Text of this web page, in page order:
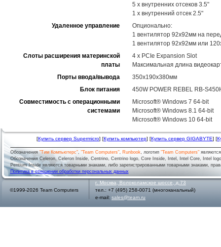
5 x внутренних отсеков 3.5"
1 x внутренний отсек 2.5"
Удаленное управление
Опционально:
1 вентилятор 92x92мм на
1 вентилятор 92x92мм или
Слоты расширения материнской
платы
4 x PCIe Expansion Slot
Максимальная длина
Порты ввода/вывода
350x190x380мм
Блок питания
450W POWER REBEL RB-
Совместимость с операционными
системами
Microsoft® Windows 7 64-bit
Microsoft® Windows 8.1 64-bit
Microsoft® Windows 10 64-bit
[Купить сервер Supermicro] [Купить компьютер] [Купить сервер GIGABYTE] [
Обозначения"Тим Компьютерс", "Team Computers", Runbook, логотип "Team Computers"
Обозначения Celeron, Celeron Inside, Centrino, Centrino logo, Core Inside, Intel, Intel Core, Intel
Pentium Inside являются товарными знаками, либо зарегистрированными товарными знаками,
Политика в отношении обработки персональных данных
©1999-2026 Team Computers
г. Москва
Волоколамское шоссе, д.73
тел.: +7 (495) 258-0071 (многоканальный)
e-mail: sales@team.ru